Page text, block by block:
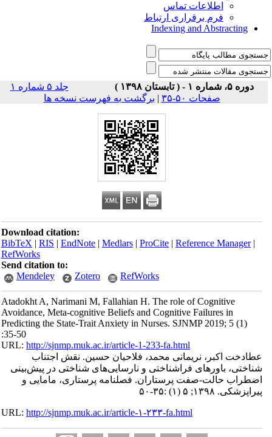
اطلاعات تماس
فرم برقراری ارتباط
Indexing and Abstracting
دوره ۵، شماره ۱ - ( تابستان ۱۳۹۸ )
جلد ۵ شماره ۱
صفحات ۵۰-۳۵
|برگشت به فهرست نسخه ها
Download citation:
BibTeX|RIS|EndNote|Medlars|ProCite|Reference Manager
RefWorks
Send citation to:
Mendeley
Zotero RefWorks
Atadokht A, Narimani M, Fallahian H. The role of Cognitive
Avoidance, Meta-cognitive Beliefs and Cognitive Failures in
Predicting the State-Trait Anxiety in Nurses. SJNMP 2019; 5 (1)
:35-50
URL:http://sjnmp.muk.ac.ir/article-1-233-fa.html
عطادخت اکبر، نریمانی محمد، فلاحیان حسین. نقش اجتناب
شناختی، باورهای فراشناختی و نارسایی‌های شناختی در پیش‌بینی
اضطراب حالت-صفت پرستاران. فصلنامه پرستاری، مامایی و
پیراپزشکی. ۱۳۹۸; ۵ (۱) :۳۵-۵۰
URL:http://sjnmp.muk.ac.ir/article-۱-۲۳۳-fa.html